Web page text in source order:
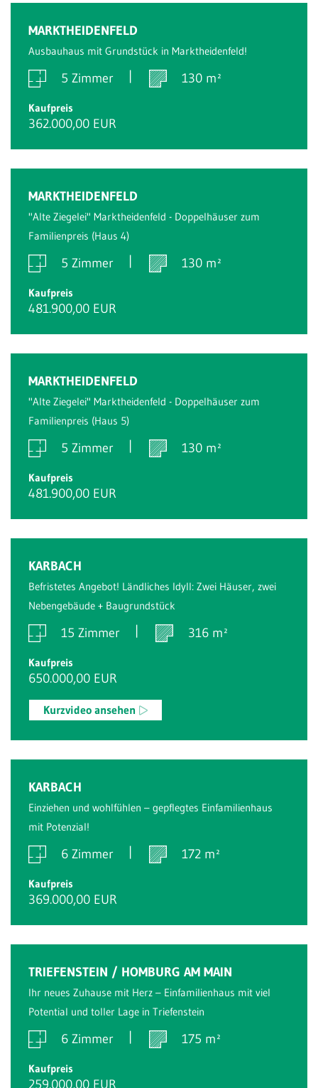
MARKTHEIDENFELD
Ausbauhaus mit Grundstück in Marktheidenfeld!
5 Zimmer 130 m²
Kaufpreis
362.000,00 EUR
MARKTHEIDENFELD
"Alte Ziegelei" Marktheidenfeld - Doppelhäuser zum
Familienpreis (Haus 4)
5 Zimmer 130 m²
Kaufpreis
481.900,00 EUR
MARKTHEIDENFELD
"Alte Ziegelei" Marktheidenfeld - Doppelhäuser zum
Familienpreis (Haus 5)
5 Zimmer 130 m²
Kaufpreis
481.900,00 EUR
KARBACH
Befristetes Angebot! Ländliches Idyll: Zwei Häuser, zwei
Nebengebäude + Baugrundstück
15 Zimmer 316 m²
Kaufpreis
650.000,00 EUR
Kurzvideo ansehen
KARBACH
Einziehen und wohlfühlen – gepflegtes Einfamilienhaus
mit Potenzial!
6 Zimmer 172 m²
Kaufpreis
369.000,00 EUR
TRIEFENSTEIN / HOMBURG AM MAIN
Ihr neues Zuhause mit Herz – Einfamilienhaus mit viel
Potential und toller Lage in Triefenstein
6 Zimmer 175 m²
Kaufpreis
259.000,00 EUR